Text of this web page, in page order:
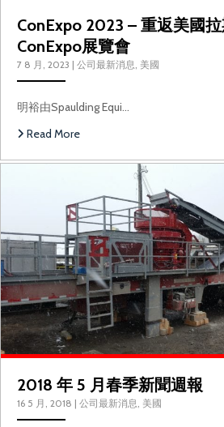
ConExpo 2023 – 重返美國
ConExpo展覽會
7 8 月, 2023 | 公司最新消息, 美國
明裕由Spaulding Equi…
Read More
2018 年 5 月春季新聞週報
16 5 月, 2018 | 公司最新消息, 美國